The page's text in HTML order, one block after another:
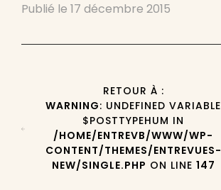
Publié le 17 décembre 2015
RETOUR À :
WARNING: UNDEFINED VARIABLE
$POSTTYPEHUM IN
/HOME/ENTREVB/WWW/WP-
CONTENT/THEMES/ENTREVUES-
NEW/SINGLE.PHP ON LINE 147